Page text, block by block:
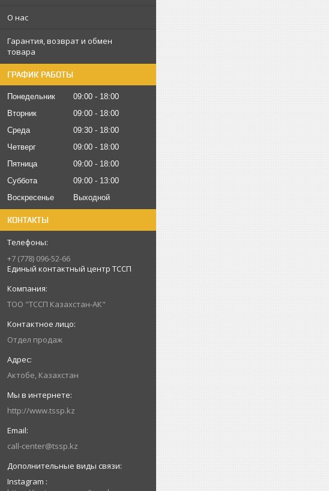
О нас
Гарантия, возврат и обмен
товара
ГРАФИК РАБОТЫ
Понедельник 09:00
18:00
Вторник
09:00
18:00
Среда
09:30
18:00
Четверг
09:00
18:00
Пятница
09:00
18:00
Суббота
09:00
13:00
Воскресенье
Выходной
КОНТАКТЫ
+7 (778) 096-52-66
Единый контактный центр ТССП
ТОО "ТССП Казахстан-АК"
Отдел продаж
Актобе, Казахстан
http://www.tssp.kz
call-center@tssp.kz
Instagram